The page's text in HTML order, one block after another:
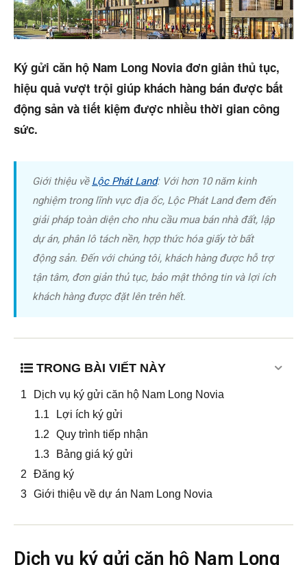
Trang chủ
Dự án
Mua bán
Cho thuê
Liên hệ
Search
(4 Reviews)
Ký gửi căn hộ Nam Long Novia đơn giản thủ tục,
hiệu quả vượt trội giúp khách hàng bán được bất
động sản và tiết kiệm được nhiều thời gian công
sức.
Giới thiệu về Lộc Phát Land: Với hơn 10 năm kinh
nghiệm trong lĩnh vực địa ốc, Lộc Phát Land đem đến
giải pháp toàn diện cho nhu cầu mua bán nhà đất, lập
dự án, phân lô tách nền, hợp thức hóa giấy tờ bất
động sản. Đến với chúng tôi, khách hàng được hỗ trợ
tận tâm, đơn giản thủ tục, bảo mật thông tin và lợi ích
khách hàng được đặt lên trên hết.
TRONG BÀI VIẾT NÀY
Dịch vụ ký gửi căn hộ Nam Long Novia
Lợi ích ký gửi
Quy trình tiếp nhận
Bảng giá ký gửi
Đăng ký
Giới thiệu về dự án Nam Long Novia
Dịch vụ ký gửi căn hộ Nam Long